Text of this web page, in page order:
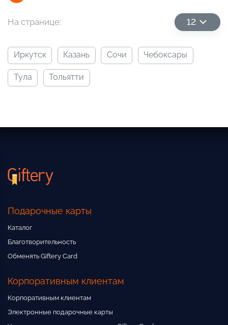
На странице: 12
иркутск казань сочи чебоксары
тула тольятти
Подарочные карты
Каталог
Благотворительность
Обменять Giftery Card
Корпоративным клиентам
Корпоративным клиентам
Электронные подарочные карты